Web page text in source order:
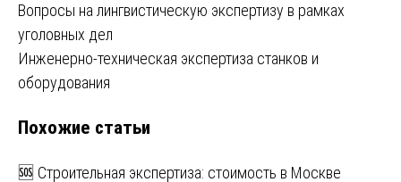
Навигация
по
записям
Вопросы на лингвистическую экспертизу в рамках
уголовных дел
Инженерно-техническая экспертиза станков и
оборудования
Похожие статьи
🆘 Строительная экспертиза: стоимость в Москве